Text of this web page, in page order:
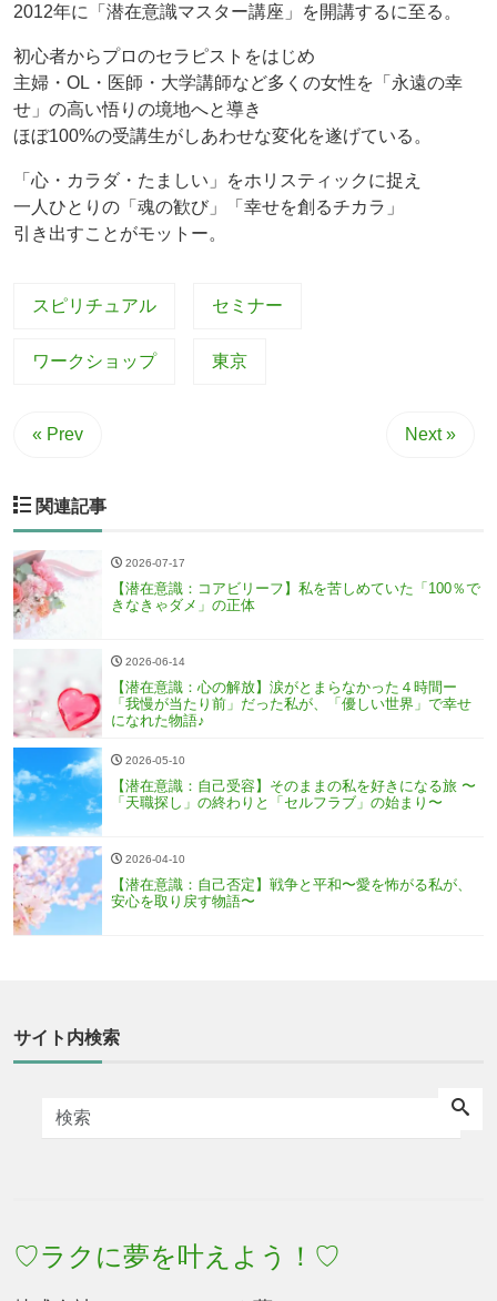
2012年に「潜在意識マスター講座」を開講するに至る。
初心者からプロのセラピストをはじめ
主婦・OL・医師・大学講師など多くの女性を「永遠の幸
せ」の高い悟りの境地へと導き
ほぼ100%の受講生がしあわせな変化を遂げている。
「心・カラダ・たましい」をホリスティックに捉え
一人ひとりの「魂の歓び」「幸せを創るチカラ」
引き出すことがモットー。
スピリチュアル セミナー
ワークショップ 東京
« Prev Next »
関連記事
2026-07-17
【潜在意識：コアビリーフ】私を苦しめていた「100％で
きなきゃダメ」の正体
2026-06-14
【潜在意識：心の解放】涙がとまらなかった４時間ー
「我慢が当たり前」だった私が、「優しい世界」で幸せ
になれた物語♪
2026-05-10
【潜在意識：自己受容】そのままの私を好きになる旅 〜
「天職探し」の終わりと「セルフラブ」の始まり〜
2026-04-10
【潜在意識：自己否定】戦争と平和〜愛を怖がる私が、
安心を取り戻す物語〜
サイト内検索
♡ラクに夢を叶えよう！♡